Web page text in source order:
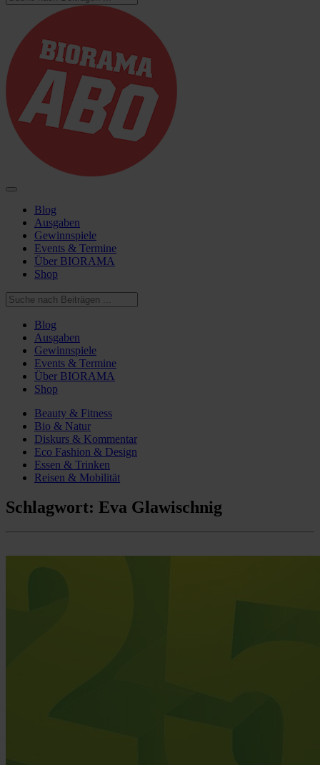
Blog
Ausgaben
Gewinnspiele
Events & Termine
Über BIORAMA
Shop
Blog
Ausgaben
Gewinnspiele
Events & Termine
Über BIORAMA
Shop
Beauty & Fitness
Bio & Natur
Diskurs & Kommentar
Eco Fashion & Design
Essen & Trinken
Reisen & Mobilität
Schlagwort: Eva Glawischnig